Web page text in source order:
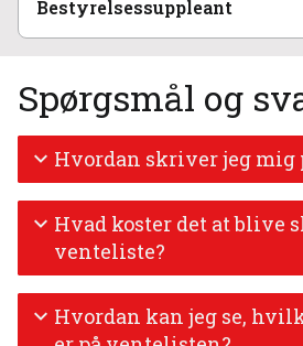
Bestyrelsessuppleant
Spørgsmål og
Hvordan skriver jeg mig
Hvad koster det at blive
venteliste?
Hvordan kan jeg se,